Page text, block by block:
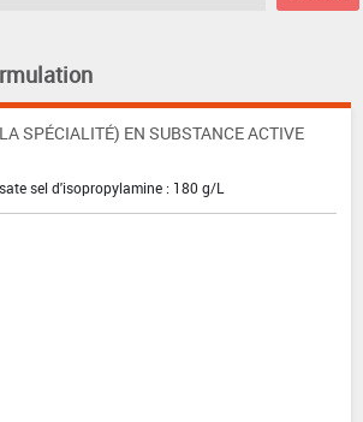
SPÉCIALITÉ) EN SUBSTANCE ACTIVE
sel d'isopropylamine : 180 g/L